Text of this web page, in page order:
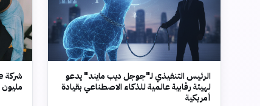
الرئيس التنفيذي لـ"جوجل ديب مايند" يدعو
لهيئة رقابية عالمية للذكاء الاصطناعي بقيادة
أمريكية
مليون